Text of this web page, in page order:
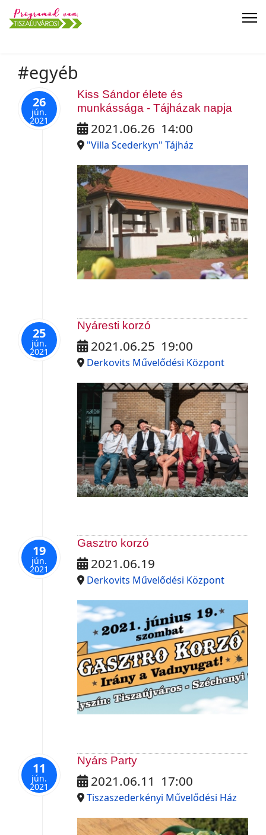
#egyéb
26
jún.
2021
Kiss Sándor élete és
munkássága - Tájházak napja
2021.06.26 14:00
"Villa Scederkyn" Tájház
25
jún.
2021
Nyáresti korzó
2021.06.25 19:00
Derkovits Művelődési Központ
19
jún.
2021
Gasztro korzó
2021.06.19
Derkovits Művelődési Központ
11
jún.
2021
Nyárs Party
2021.06.11 17:00
Tiszaszederkényi Művelődési Ház